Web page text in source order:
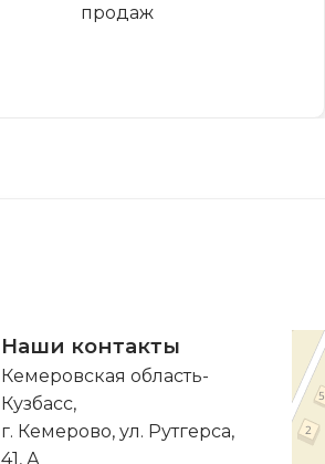
продаж
Наши контакты
Кемеровская область-
Кузбасс,
г. Кемерово, ул. Рутгерса,
41, А